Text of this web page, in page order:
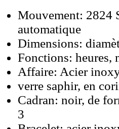
Mouvement: 2824
automatique
Dimensions:
Fonctions: heures,
Affaire: Acier
verre saphir, en
Cadran: noir, de
3